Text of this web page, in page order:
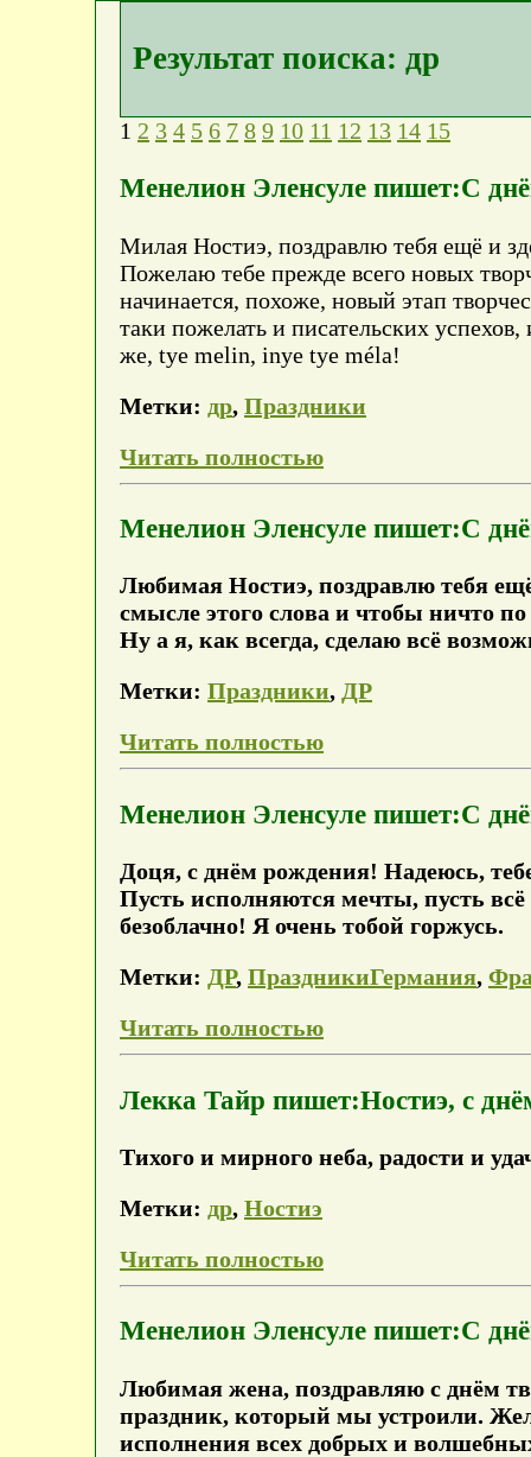
Результат поиска: др
1 2 3 4 5 6 7 8 9 10 11 12 13 14 15
Менелион Эленсуле пишет:С
Милая Ностиэ, поздравлю тебя ещё и
Пожелаю тебе прежде всего новых
начинается, похоже, новый этап
таки пожелать и писательских
же, tye melin, inye tye méla!
Метки: др, Праздники
Читать полностью
Менелион Эленсуле пишет:С
Любимая Ностиэ, поздравлю тебя
смысле этого слова и чтобы ничто
Ну а я, как всегда, сделаю всё
Метки: Праздники, ДР
Читать полностью
Менелион Эленсуле пишет:С
Доця, с днём рождения! Надеюсь,
Пусть исполняются мечты, пусть
безоблачно! Я очень тобой горжусь.
Метки: ДР, ПраздникиГермания,
Читать полностью
Лекка Тайр пишет:Ностиэ, с
Тихого и мирного неба, радости и
Метки: др, Ностиэ
Читать полностью
Менелион Эленсуле пишет:С
Любимая жена, поздравляю с днём
праздник, который мы устроили.
исполнения всех добрых и